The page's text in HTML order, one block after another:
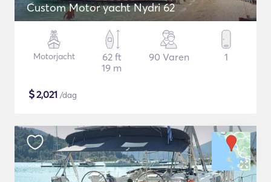
Custom Motor yacht Nydri 62
Motorjacht
62 ft
19 m
90 Varen 1
$2,021 /dag